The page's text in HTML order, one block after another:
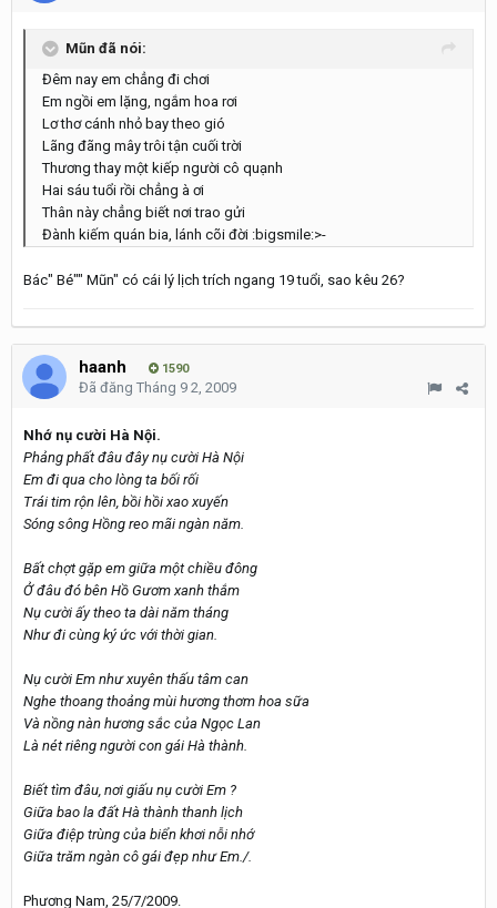
Mũn đã nói:
Đêm nay em chẳng đi chơi
Em ngồi em lặng, ngắm hoa rơi
Lơ thơ cánh nhỏ bay theo gió
Lãng đãng mây trôi tận cuối trời
Thương thay một kiếp người cô quạnh
Hai sáu tuổi rồi chẳng à ơi
Thân này chẳng biết nơi trao gửi
Đành kiếm quán bia, lánh cõi đời :bigsmile:>-
Bác" Bé"" Mũn" có cái lý lịch trích ngang 19 tuổi, sao kêu 26?
haanh 1590
Đã đăng Tháng 9 2, 2009
Nhớ nụ cười Hà Nội.
Phảng phất đâu đây nụ cười Hà Nội
Em đi qua cho lòng ta bối rối
Trái tim rộn lên, bồi hồi xao xuyến
Sóng sông Hồng reo mãi ngàn năm.
Bất chợt gặp em giữa một chiều đông
Ở đâu đó bên Hồ Gươm xanh thắm
Nụ cười ấy theo ta dài năm tháng
Như đi cùng ký ức với thời gian.
Nụ cười Em như xuyên thấu tâm can
Nghe thoang thoảng mùi hương thơm hoa sữa
Và nồng nàn hương sắc của Ngọc Lan
Là nét riêng người con gái Hà thành.
Biết tìm đâu, nơi giấu nụ cười Em ?
Giữa bao la đất Hà thành thanh lịch
Giữa điệp trùng của biển khơi nỗi nhớ
Giữa trăm ngàn cô gái đẹp như Em./.
Phương Nam, 25/7/2009.